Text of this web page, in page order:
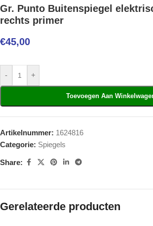
Gr. Punto Buitenspiegel
rechts primer
€45,00
- +
Toevoegen Aan
Artikelnummer: 1624816
Categorie: Spiegels
Share:
Gerelateerde producten